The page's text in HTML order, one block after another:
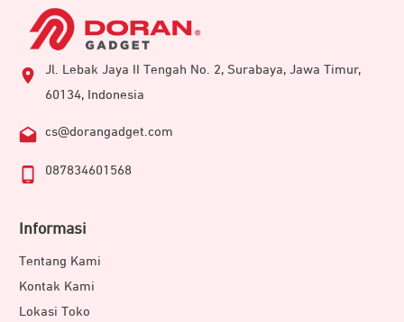
Jl. Lebak Jaya II Tengah No. 2, Surabaya, Jawa Timur,
60134, Indonesia
cs@dorangadget.com
087834601568
Informasi
Tentang Kami
Kontak Kami
Lokasi Toko